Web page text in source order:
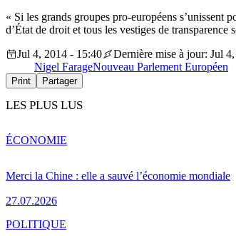
« Si les grands groupes pro-européens s’unissent
d’État de droit et tous les vestiges de
Jul 4, 2014 - 15:40
Dernière mise à jour: Jul
Nigel FarageNouveau Parlement Européen
Print Partager
LES PLUS LUS
Merci la Chine : elle a sauvé l’économie mondiale
27.07.2026
ÉCONOMIE
POLITIQUE